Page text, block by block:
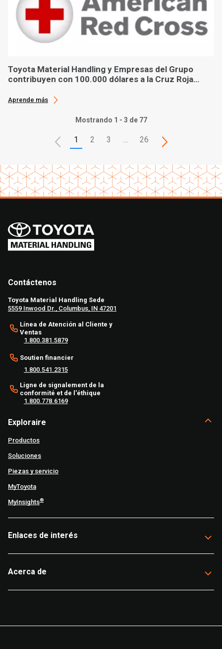
Toyota Material Handling y Empresas del Grupo
contribuyen con 100.000 dólares a la Cruz Roja
Aprende más
Mostrando 1 - 3 de 77
1 2 3 26
Contáctenos
Toyota Material Handling Sede
5559 Inwood Dr., Columbus, IN 47201
Línea de Atención al Cliente y
Ventas
1.800.381.5879
Soutien financier
1.800.541.2315
Ligne de signalement de la
conformité et de l'éthique
1.800.778.6169
Exploraire
Productos
Soluciones
Piezas y servicio
MyToyota
MyInsights®
Enlaces de interés
Acerca de